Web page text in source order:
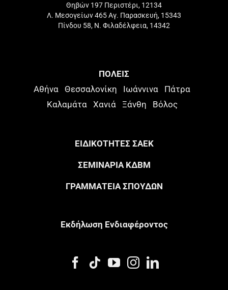
Θηβών 197 Περιστέρι, 12134
Λ. Μεσογείων 465 Αγ. Παρασκευή, 15343
Πίνδου 58, Ν. Φιλαδέλφεια, 14342
ΠΟΛΕΙΣ
Αθήνα Θεσσαλονίκη Ιωάννινα
Πάτρα
Καλαμάτα
Χανιά Ξάνθη Βόλος
ΕΙΔΙΚΟΤΗΤΕΣ ΣΑΕΚ
ΣΕΜΙΝΑΡΙΑ ΚΔΒΜ
ΓΡΑΜΜΑΤΕΙΑ ΣΠΟΥΔΩΝ
Eκδήλωση Eνδιαφέροντος